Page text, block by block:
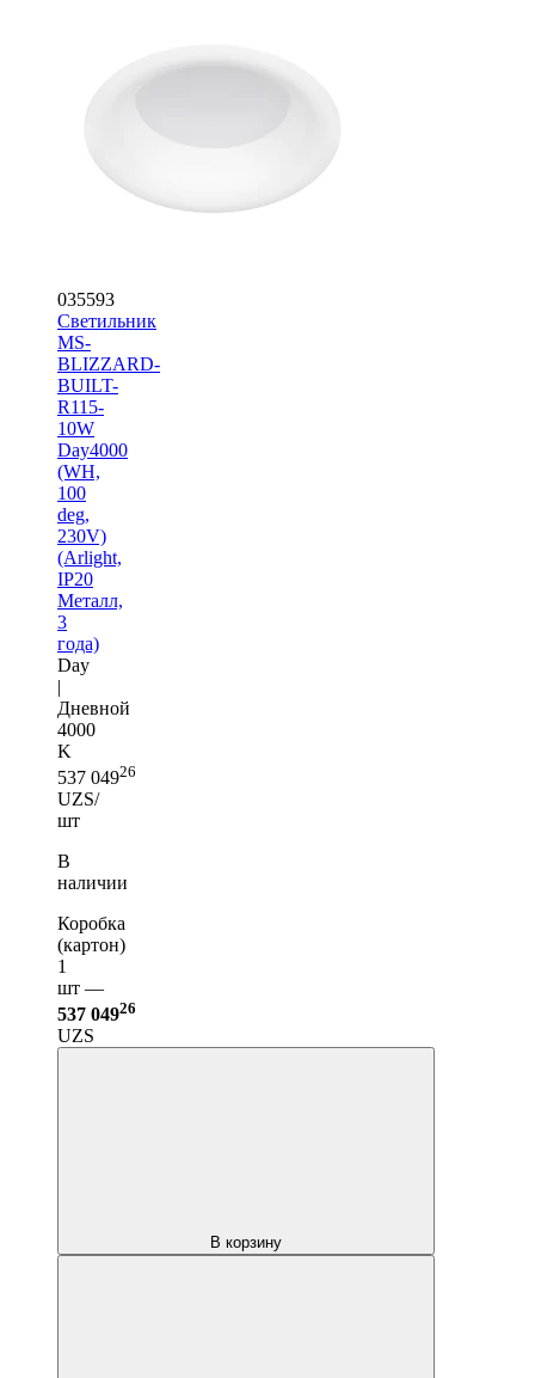
035593
Светильник
MS-
BLIZZARD-
BUILT-
R115-
10W
Day4000
(WH,
100
deg,
230V)
(Arlight,
IP20
Металл,
3
года)
Day
|
Дневной
4000
K
537 04926
UZS/
шт
В
наличии
Коробка
(картон)
1
шт —
537 04926
UZS
В корзину